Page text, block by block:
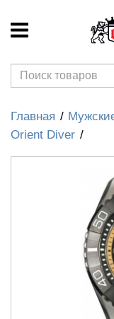
Главная
Orient Diver